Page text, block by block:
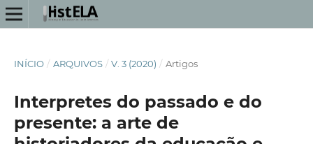
INÍCIO / ARQUIVOS / V. 3 (2020) / Artigos
Interpretes do passado e do
presente: a arte de